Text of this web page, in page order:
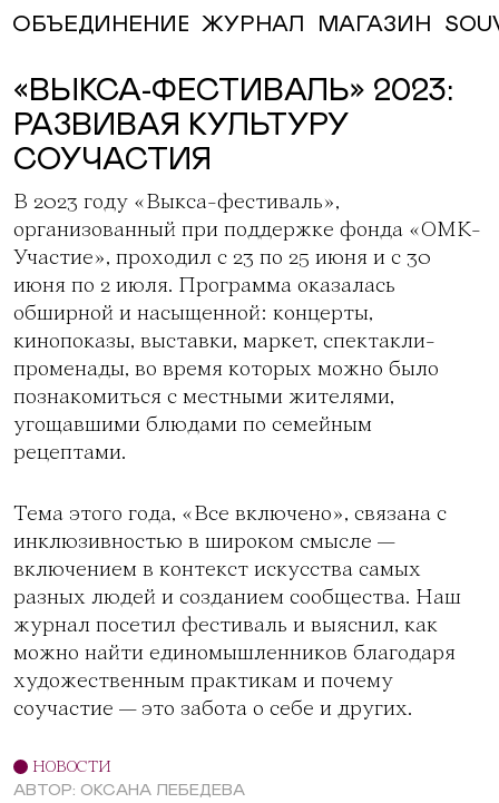
ОБЪЕДИНЕНИЕ ЖУРНАЛ МАГАЗИН
«ВЫКСА-ФЕСТИВАЛЬ» 2023:
РАЗВИВАЯ КУЛЬТУРУ
СОУЧАСТИЯ
НОВОСТИ
АВТОР: ОКСАНА ЛЕБЕДЕВА
В 2023 году «Выкса-фестиваль»,
организованный при поддержке фонда «ОМК-
Участие», проходил с 23 по 25 июня и с 30
июня по 2 июля. Программа оказалась
обширной и насыщенной: концерты,
кинопоказы, выставки, маркет, спектакли-
променады, во время которых можно было
познакомиться с местными жителями,
угощавшими блюдами по семейным
рецептами.
Тема этого года, «Все включено», связана с
инклюзивностью в широком смысле —
включением в контекст искусства самых
разных людей и созданием сообщества. Наш
журнал посетил фестиваль и выяснил, как
можно найти единомышленников благодаря
художественным практикам и почему
соучастие — это забота о себе и других.